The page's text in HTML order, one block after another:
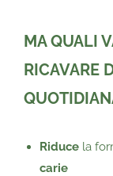
MA QUALI
RICAVARE
Riduce la
carie